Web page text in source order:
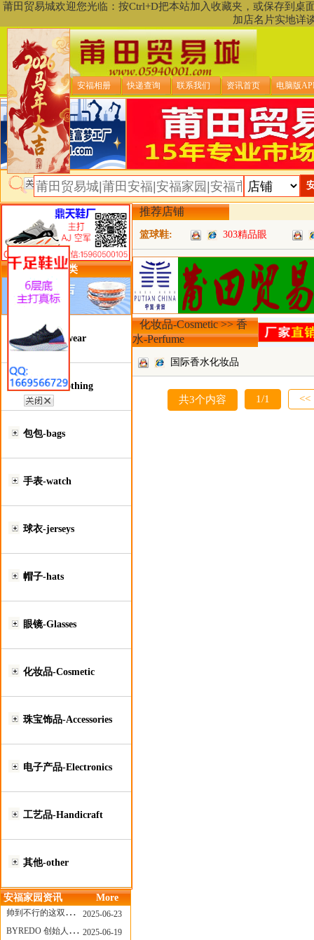
莆田贸易城欢迎您光临：按Ctrl+D把本站加入收藏夹，或保存到
加店名片实地详
贸易城首页 安福相册 快递查询 联系我们 资讯首页 电脑版
类目详细分类
鞋类-Footwear
服装类-Clothing
包包-bags
手表-watch
球衣-jerseys
帽子-hats
眼镜-Glasses
化妆品-Cosmetic
珠宝饰品-Accessories
电子产品-Electronics
工艺品-Handicraft
其他-other
安福家园资讯 More
帅到不行的这双跑鞋，其实藏着Nike第一位签约跑者的故事
2025-06-23
BYREDO 创始人离任，也带走了那份灵魂感
2025-06-19
推荐店铺
篮球鞋: 303精品眼
化妆品-Cosmetic >> 香
水-Perfume
国际香水化妆品
共3个内容 1/1 <<